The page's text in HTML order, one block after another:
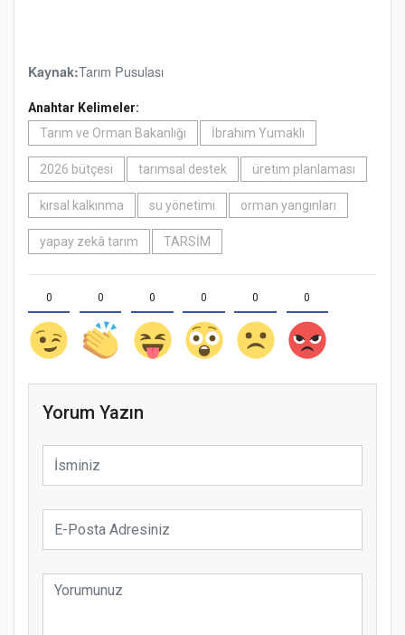
Kaynak:Tarım Pusulası
Anahtar Kelimeler:
Tarım ve Orman Bakanlığı
İbrahim Yumaklı
2026 bütçesi tarımsal destek üretim planlaması
kırsal kalkınma su yönetimi orman yangınları
yapay zekâ tarım TARSİM
0 0 0 0 0 0
Yorum Yazın